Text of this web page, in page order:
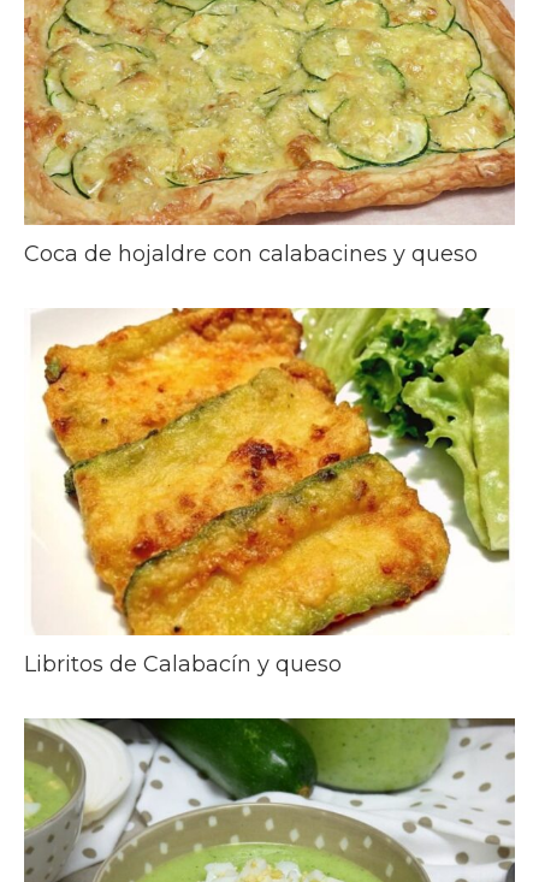
Coca de hojaldre con calabacines y queso
Libritos de Calabacín y queso